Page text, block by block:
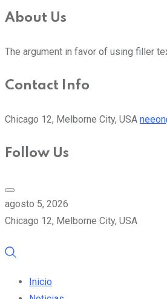
About Us
The argument in favor of using filler
Contact Info
Chicago 12, Melborne City, USA
Follow Us
agosto 5, 2026
Chicago 12, Melborne City, USA
Inicio